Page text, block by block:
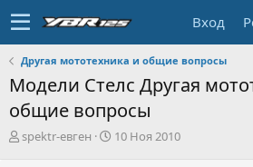
Вход
Другая мототехника и общие вопросы
Модели Стелс Другая
общие вопросы
А
spektr-евген
Д
10 Ноя 2010